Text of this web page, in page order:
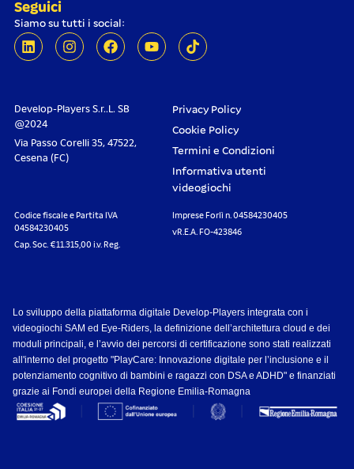
Seguici
Siamo su tutti i social:
Develop-Players S.r..L. SB
@2024
Via Passo Corelli 35, 47522,
Cesena (FC)
Privacy Policy
Cookie Policy
Termini e Condizioni
Informativa utenti
videogiochi
Codice fiscale e Partita IVA
04584230405
Cap. Soc. €11.315,00 i.v. Reg.
Imprese Forlì n. 04584230405
vR.E.A. FO-423846
Lo sviluppo della piattaforma digitale Develop-Players integrata con i
videogiochi SAM ed Eye-Riders, la definizione dell’architettura cloud e dei
moduli principali, e l’avvio dei percorsi di certificazione sono stati realizzati
all'interno del progetto "PlayCare: Innovazione digitale per l’inclusione e il
potenziamento cognitivo di bambini e ragazzi con DSA e ADHD" e finanziati
grazie ai Fondi europei della Regione Emilia-Romagna